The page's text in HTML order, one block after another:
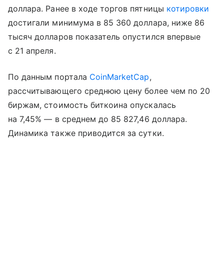
доллара. Ранее в ходе торгов пятницы котировки
достигали минимума в 85 360 доллара, ниже 86
тысяч долларов показатель опустился впервые
с 21 апреля.
По данным портала CoinMarketCap,
рассчитывающего среднюю цену более чем по 20
биржам, стоимость биткоина опускалась
на 7,45% — в среднем до 85 827,46 доллара.
Динамика также приводится за сутки.